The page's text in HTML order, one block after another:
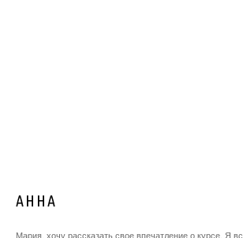
АННА
Мария, хочу рассказать свое впечатление о курсе. Я